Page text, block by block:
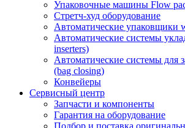
Упаковочные машины Flow
Стретч-худ оборудование
Автоматические упаковщики
Автоматические системы
inserters)
Автоматические системы для
(bag closing)
Конвейеры
Сервисный центр
Запчасти и компоненты
Гарантия на оборудование
Подбор и поставка